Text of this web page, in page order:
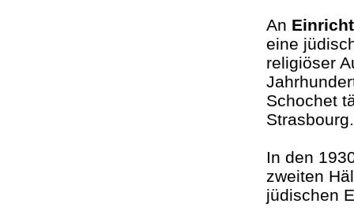
An
eine
religiöser
Schochet
In den
zweiten
jüdischen